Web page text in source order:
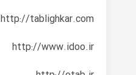
http://tablighkar.com
http://www.idoo.ir